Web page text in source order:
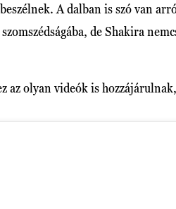
A dalban is szó van
de Shakira
az olyan videók is